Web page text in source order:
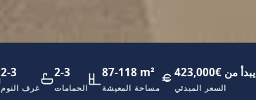
2-3
غرف النوم
2-3
الحمامات
87-118 m²
مساحة المعيشة
يبدأ من €423,000
السعر المبدئي